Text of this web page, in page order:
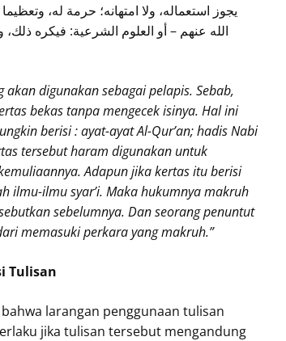
يجوز استعماله، ولا امتهانه؛ حرمة له،
الله عنهم – أو العلوم الشرعية: فيكره ذلك،
digunakan sebagai pelapis. Sebab,
bekas tanpa mengecek isinya. Hal ini
berisi : ayat-ayat Al-Qur’an; hadis Nabi
Adapun jika kertas itu berisi
ilmu-ilmu syar’i. Maka hukumnya makruh
sebelumnya. Dan seorang penuntut
memasuki perkara yang makruh.”
Tulisan
larangan penggunaan tulisan
jika tulisan tersebut mengandung